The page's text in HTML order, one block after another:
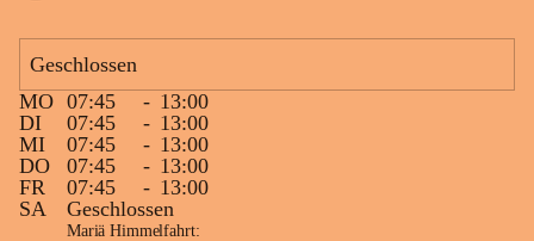
Geschlossen
MO 07:45 - 13:00
DI
07:45 - 13:00
MI
07:45 - 13:00
DO
07:45 - 13:00
FR
07:45 - 13:00
SA
Geschlossen
Mariä Himmelfahrt: